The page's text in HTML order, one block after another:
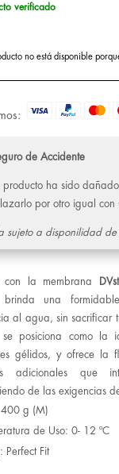
verificado
no está disponible
de Accidente
producto ha sido
por otro igual con
sujeto a disponilidad de
con la membrana
brinda una
al agua, sin sacrificar
se posiciona como la
gélidos, y ofrece la
adicionales que
de las exigencias
400 g (M)
de Uso: 0- 12 ºC
Perfect Fit